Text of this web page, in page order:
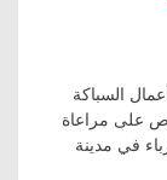
السباكة
على مراعاة
في مدينة